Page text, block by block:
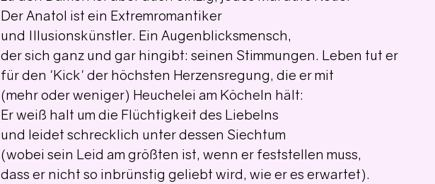
Der Anatol ist ein Extremromantiker
und Illusionskünstler. Ein Augenblicksmensch,
der sich ganz und gar hingibt: seinen Stimmungen. Leben tut er
für den 'Kick' der höchsten Herzensregung, die er mit
(mehr oder weniger) Heuchelei am Köcheln hält:
Er weiß halt um die Flüchtigkeit des Liebelns
und leidet schrecklich unter dessen Siechtum
(wobei sein Leid am größten ist, wenn er feststellen muss,
dass er nicht so inbrünstig geliebt wird, wie er es erwartet).